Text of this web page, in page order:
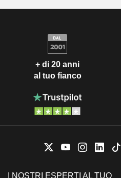
+ di 20 anni
al tuo fianco
I NOSTRI ESPERTI AL TUO